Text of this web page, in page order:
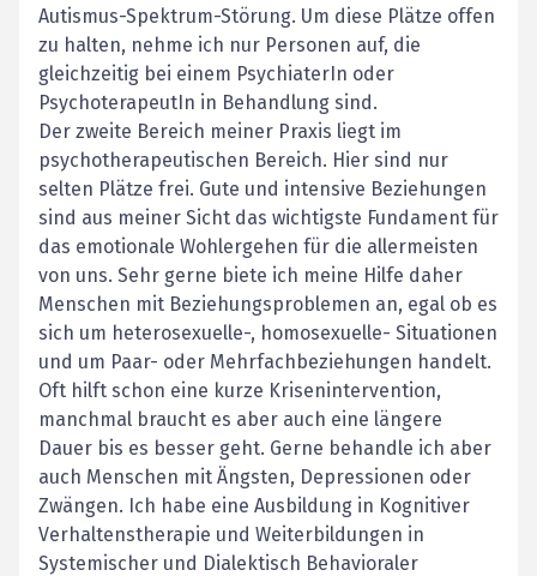
Autismus-Spektrum-Störung. Um diese Plätze offen
zu halten, nehme ich nur Personen auf, die
gleichzeitig bei einem PsychiaterIn oder
PsychoterapeutIn in Behandlung sind.
Der zweite Bereich meiner Praxis liegt im
psychotherapeutischen Bereich. Hier sind nur
selten Plätze frei. Gute und intensive Beziehungen
sind aus meiner Sicht das wichtigste Fundament für
das emotionale Wohlergehen für die allermeisten
von uns. Sehr gerne biete ich meine Hilfe daher
Menschen mit Beziehungsproblemen an, egal ob es
sich um heterosexuelle-, homosexuelle- Situationen
und um Paar- oder Mehrfachbeziehungen handelt.
Oft hilft schon eine kurze Krisenintervention,
manchmal braucht es aber auch eine längere
Dauer bis es besser geht. Gerne behandle ich aber
auch Menschen mit Ängsten, Depressionen oder
Zwängen. Ich habe eine Ausbildung in Kognitiver
Verhaltenstherapie und Weiterbildungen in
Systemischer und Dialektisch Behavioraler